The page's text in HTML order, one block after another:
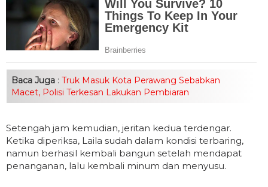
Baca Juga : Truk Masuk Kota Perawang Sebabkan
Macet, Polisi Terkesan Lakukan Pembiaran
Setengah jam kemudian, jeritan kedua terdengar.
Ketika diperiksa, Laila sudah dalam kondisi terbaring,
namun berhasil kembali bangun setelah mendapat
penanganan, lalu kembali minum dan menyusu.